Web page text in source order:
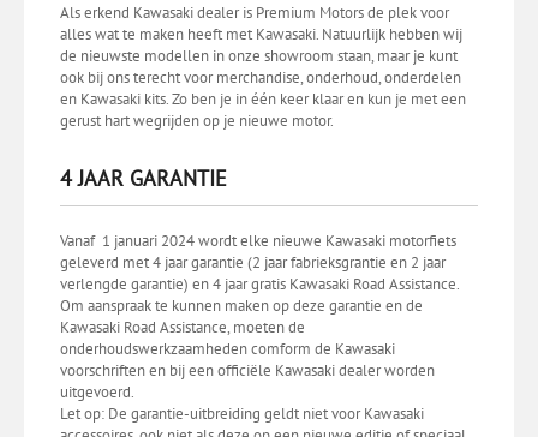
Als erkend Kawasaki dealer is Premium Motors de plek voor
alles wat te maken heeft met Kawasaki. Natuurlijk hebben wij
de nieuwste modellen in onze showroom staan, maar je kunt
ook bij ons terecht voor merchandise, onderhoud, onderdelen
en Kawasaki kits. Zo ben je in één keer klaar en kun je met een
gerust hart wegrijden op je nieuwe motor.
4 JAAR GARANTIE
Vanaf 1 januari 2024 wordt elke nieuwe Kawasaki motorfiets
geleverd met 4 jaar garantie (2 jaar fabrieksgrantie en 2 jaar
verlengde garantie) en 4 jaar gratis Kawasaki Road Assistance.
Om aanspraak te kunnen maken op deze garantie en de
Kawasaki Road Assistance, moeten de
onderhoudswerkzaamheden comform de Kawasaki
voorschriften en bij een officiële Kawasaki dealer worden
uitgevoerd.
Let op: De garantie-uitbreiding geldt niet voor Kawasaki